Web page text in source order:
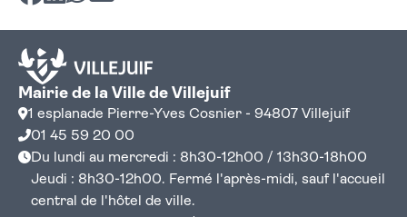
Mairie de la Ville de Villejuif
1 esplanade Pierre-Yves Cosnier - 94807 Villejuif
01 45 59 20 00
Du lundi au mercredi : 8h30-12h00 / 13h30-18h00
Jeudi : 8h30-12h00. Fermé l'après-midi, sauf l'accueil
central de l'hôtel de ville.